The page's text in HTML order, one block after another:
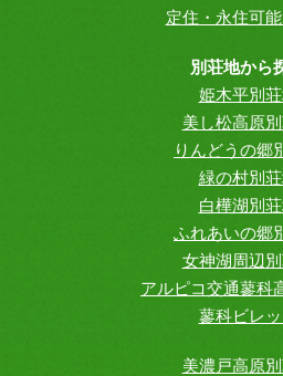
定住・永住可
別荘地から
姫木平別
美し松高原
りんどうの郷
緑の村別
白樺湖別
ふれあいの郷
女神湖周辺
アルピコ交通蓼科
蓼科ビレ
美濃戸高原